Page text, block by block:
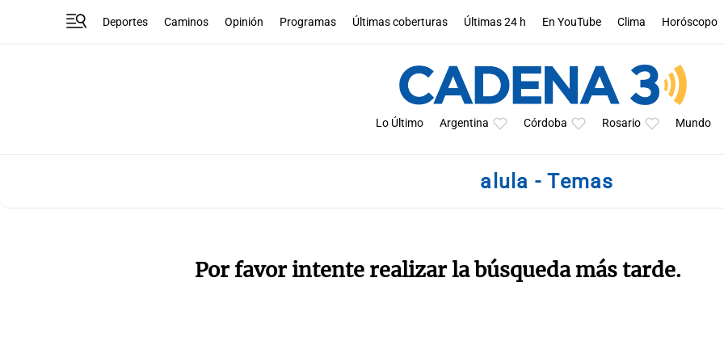
Deportes Caminos Opinión Programas Últimas coberturas Últimas 24 h En YouTube Clima Horóscopo
Lo Último Argentina Córdoba Rosario Mundo
alula - Temas
Por favor intente realizar la búsqueda más tarde.